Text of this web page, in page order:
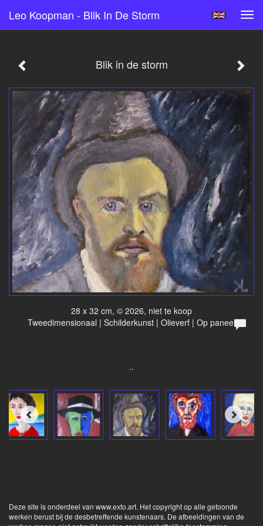
Leo Koopman - Blik In De Storm
Blik in de storm
28 x 32 cm, © 2026, niet te koop
Tweedimensionaal | Schilderkunst | Olieverf | Op paneel
..
Deze site is onderdeel van www.exto.art. Het copyright op alle getoonde
werken berust bij de desbetreffende kunstenaars. De afbeeldingen van de